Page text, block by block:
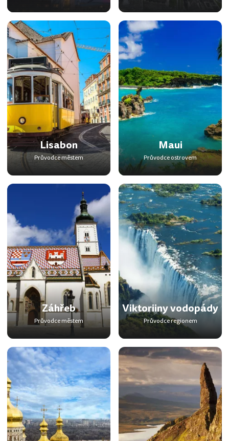
Lisabon
Průvodce městem
Maui
Průvodce ostrovem
Záhřeb
Průvodce městem
Viktoriiny vodopády
Průvodce regionem